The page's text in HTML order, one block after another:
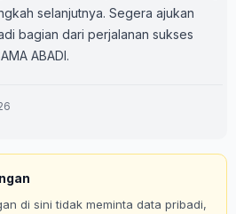
selanjutnya. Segera ajukan
bagian dari perjalanan sukses
ABADI.
di sini tidak meminta data pribadi,